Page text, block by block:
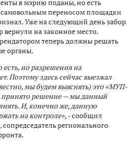
в мэрию поданы, но есть
самовольным переносом площадки
Уже на следующий день забор
вернули на законное место.
теперь должны решать
органы.
есть, но разрешения на
Поэтому здесь сейчас выезжал
мы будем выяснять) это «МУП-
принято решение — мы данный
И, конечно же, данную
на контроле», - сообщил
регионального